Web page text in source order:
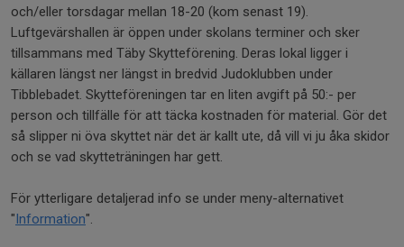
och/eller torsdagar mellan 18-20 (kom senast 19).
Luftgevärshallen är öppen under skolans terminer och sker
tillsammans med Täby Skytteförening. Deras lokal ligger i
källaren längst ner längst in bredvid Judoklubben under
Tibblebadet. Skytteföreningen tar en liten avgift på 50:- per
person och tillfälle för att täcka kostnaden för material. Gör det
så slipper ni öva skyttet när det är kallt ute, då vill vi ju åka skidor
och se vad skytteträningen har gett.
För ytterligare detaljerad info se under meny-alternativet
"Information".